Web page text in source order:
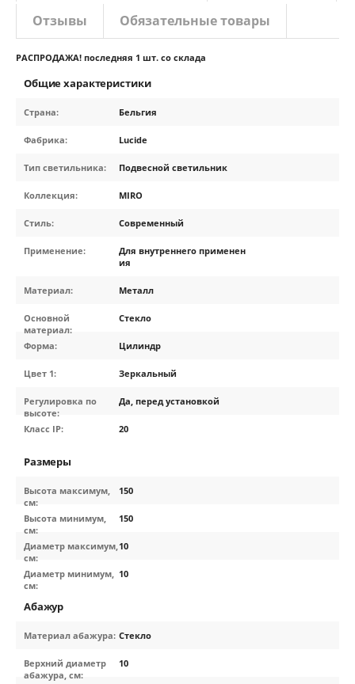
Отзывы Обязательные товары
РАСПРОДАЖА! последняя 1 шт. со склада
Общие характеристики
Страна: Бельгия
Фабрика: Lucide
Тип светильника: Подвесной светильник
Коллекция: MIRO
Стиль: Современный
Применение:
Для внутреннего применен
ия
Материал: Металл
Основной
материал:
Стекло
Форма: Цилиндр
Цвет 1: Зеркальный
Регулировка по
высоте:
Да, перед установкой
Класс IP: 20
Размеры
Высота максимум,
см:
150
Высота минимум,
см:
150
Диаметр максимум,
см:
10
Диаметр минимум,
см:
10
Абажур
Материал абажура: Стекло
Верхний диаметр
абажура, см:
10